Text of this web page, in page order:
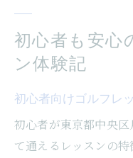
初心者も安心
ン体験記
初心者向けゴルフレ
初心者が東京都中央
て通えるレッスンの